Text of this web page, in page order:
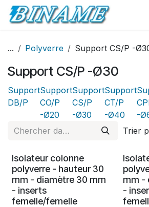
Se rendre au contenu
... Polyverre Support CS/P -
Support CS/P -Ø30
Support
DB/P
Support
CO/P
-Ø20
Support
CS/P
-Ø30
Support
CT/P
-Ø40
-
Trier
Isolateur colonne
polyverre - hauteur 30
mm - diamètre 30 mm
- inserts
femelle/femelle
mm -
-